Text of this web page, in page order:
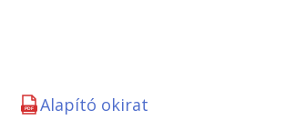
Alapító okirat